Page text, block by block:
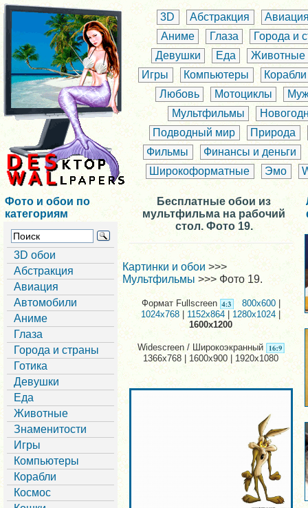
3D Абстракция
Аниме
Глаза
Города и
Девушки
Еда
Животные
Игры
Компьютеры
Корабли
Любовь
Мотоциклы
Мультфильмы
Подводный мир
Природа
Фильмы
Финансы и деньги
Широкоформатные
Эмо
Фото и обои по
категориям
3D обои
Абстракция
Авиация
Автомобили
Аниме
Глаза
Города и страны
Готика
Девушки
Еда
Животные
Знаменитости
Игры
Компьютеры
Корабли
Космос
Бесплатные обои из
мультфильма на рабочий
стол. Фото 19.
Картинки и обои >>>
Мультфильмы >>> Фото 19.
Формат Fullscreen 800x600
1024x768
1152x864| 1280x1024
1600x1200
Widescreen / Широкоэкранный
1366x768 | 1600x900 | 1920x1080